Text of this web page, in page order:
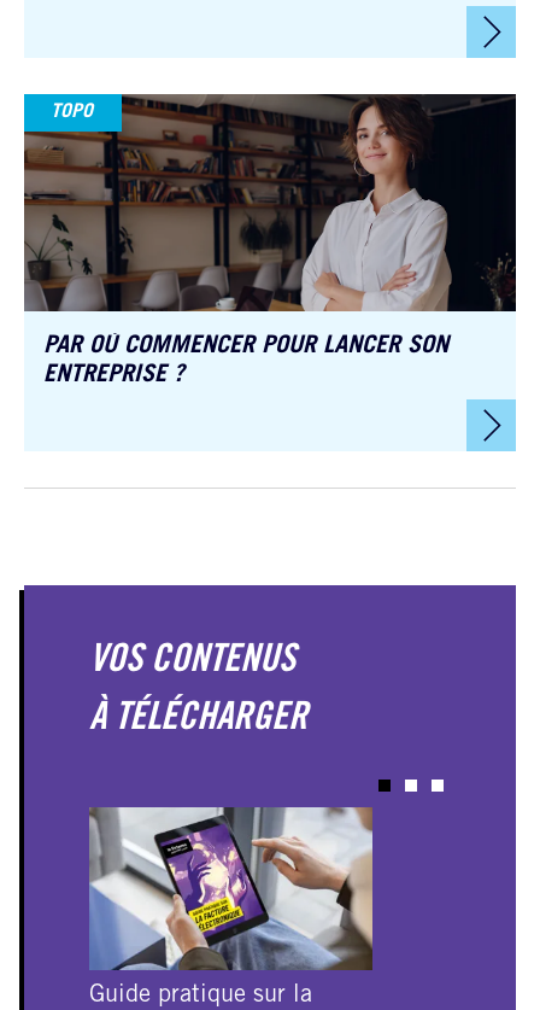
TOPO
PAR OÙ COMMENCER POUR LANCER SON
ENTREPRISE ?
VOS CONTENUS
À TÉLÉCHARGER
Guide pratique sur la